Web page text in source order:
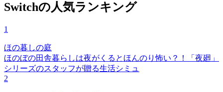
Switchの人気ランキング
1
ほの暮しの庭
ほのぼの田舎暮らしは夜がくるとほんのり怖い？！「夜廻」
シリーズのスタッフが贈る生活シミュ
2